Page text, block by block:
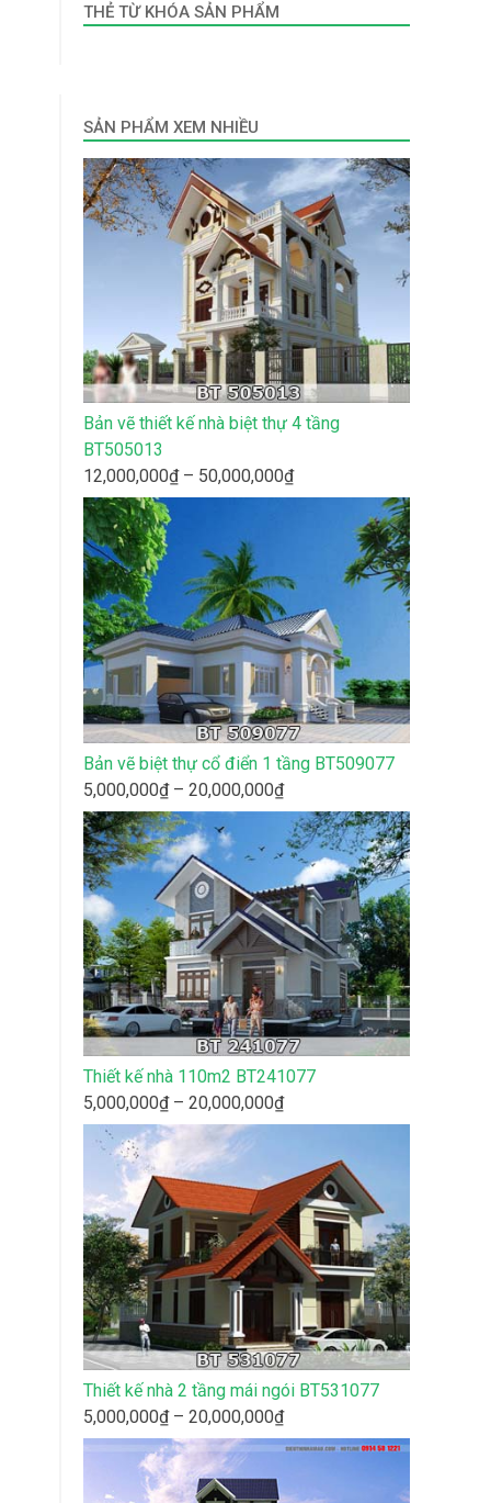
THẺ TỪ KHÓA SẢN PHẨM
SẢN PHẨM XEM NHIỀU
Bản vẽ thiết kế nhà biệt thự 4 tầng
BT505013
12,000,000₫ – 50,000,000₫Khoảng
giá:
12,000,000₫
đến
50,000,000₫
Bản vẽ biệt thự cổ điển 1 tầng BT509077
5,000,000₫ – 20,000,000₫Khoảng
giá:
từ
5,000,000₫
đến
20,000,000₫
Thiết kế nhà 110m2 BT241077
5,000,000₫ – 20,000,000₫Khoảng
giá:
5,000,000₫
đến
20,000,000₫
Thiết kế nhà 2 tầng mái ngói BT531077
5,000,000₫ – 20,000,000₫Khoảng
giá:
5,000,000₫